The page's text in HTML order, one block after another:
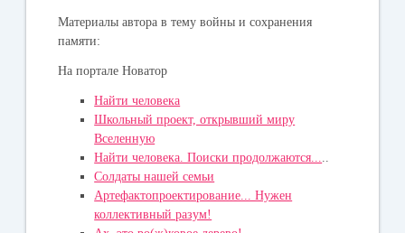
Материалы автора в тему войны и сохранения
памяти:
На портале Новатор
Найти человека
Школьный проект, открывший миру
Вселенную
Найти человека. Поиски продолжаются...
Солдаты нашей семьи
Артефактопроектирование... Нужен
коллективный разум!